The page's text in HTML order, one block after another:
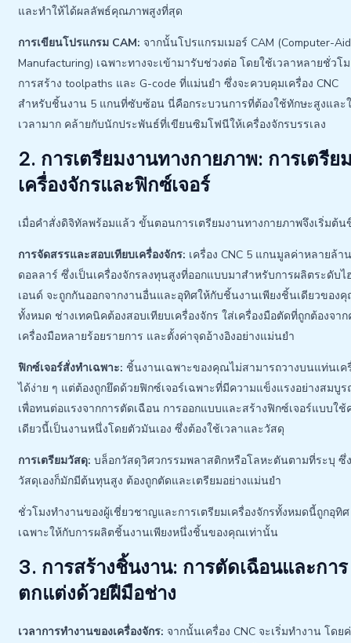
และทำให้ได้ผลลัพธ์คุณภาพสูงที่สุด
การเขียนโปรแกรม CAM: จากนั้นโปรแกรมเมอร์ CAM (Computer-
Manufacturing) เฉพาะทางจะเข้ามารับช่วงต่อ โดยใช้เวลาหลายชั่วโ
การสร้าง toolpaths และ G-code ที่แม่นยำ ซึ่งจะควบคุมเครื่อง CNC
สำหรับชิ้นงาน 5 แกนที่ซับซ้อน นี่คือกระบวนการที่ต้องใช้ทักษะสูงและ
เวลามาก คล้ายกับนักประพันธ์ที่เขียนซิมโฟนีให้เครื่องจักรบรรเลง
2. การเตรียมงานทางกายภาพ: การเตรีย
เครื่องจักรและฟิกซ์เจอร์
เมื่อคำสั่งดิจิทัลพร้อมแล้ว ขั้นตอนการเตรียมงานทางกายภาพจึงเริ่มต้
การจัดสรรและสอบเทียบเครื่องจักร: เครื่อง CNC 5 แกนมูลค่าหลายล้า
ดอลลาร์ ซึ่งเป็นเครื่องจักรลงทุนสูงที่ออกแบบมาสำหรับการผลิตระดับไ
เอนด์ จะถูกกันออกจากงานอื่นและอุทิศให้กับชิ้นงานเพียงชิ้นเดียวของ
ทั้งหมด ช่างเทคนิคต้องสอบเทียบเครื่องจักร ใส่เครื่องมือตัดที่ถูกต้องจา
เครื่องมือหลายร้อยรายการ และตั้งค่าจุดอ้างอิงอย่างแม่นยำ
ฟิกซ์เจอร์สั่งทำเฉพาะ: ชิ้นงานเฉพาะของคุณไม่สามารถวางบนแท่นเค
ได้ง่าย ๆ แต่ต้องถูกยึดด้วยฟิกซ์เจอร์เฉพาะที่มีความแข็งแรงอย่างสมบู
เพื่อทนต่อแรงจากการตัดเฉือน การออกแบบและสร้างฟิกซ์เจอร์แบบใช้
เดียวนี้เป็นงานหนึ่งโดยตัวมันเอง ซึ่งต้องใช้เวลาและวัสดุ
การเตรียมวัสดุ: บล็อกวัสดุวิศวกรรมพลาสติกหรือโลหะตันตามที่ระบุ ซึ่
วัสดุเองก็มักมีต้นทุนสูง ต้องถูกตัดและเตรียมอย่างแม่นยำ
ชั่วโมงทำงานของผู้เชี่ยวชาญและการเตรียมเครื่องจักรทั้งหมดนี้ถูกอุทิศ
เฉพาะให้กับการผลิตชิ้นงานเพียงหนึ่งชิ้นของคุณเท่านั้น
3. การสร้างชิ้นงาน: การตัดเฉือนและการ
ตกแต่งด้วยฝีมือช่าง
เวลาการทำงานของเครื่องจักร: จากนั้นเครื่อง CNC จะเริ่มทำงาน โดย